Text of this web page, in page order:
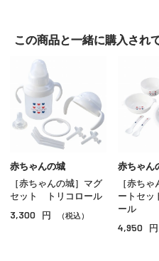
この商品と一緒に購入され
赤ちゃんの城
［赤ちゃんの城］マグ
セット トリコロール
3,300 円 （税込）
赤ちゃん
［赤ち
ートセ
ール
4,950 円